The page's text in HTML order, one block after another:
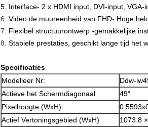
5. Interface- 2 x HDMI input, DVI-input, VGA-
6. Video de muureenheid van FHD- Hoge
7. Flexibel structuurontwerp -gemakkelijke
8. Stabiele prestaties, geschikt lange tijd het
Specificaties
Modelleer Nr:
Ddw-
Actieve het Schermdiagonaal
49“
Pixelhoogte (WxH)
Actief Vertoningsgebied (WxH)
1073.8